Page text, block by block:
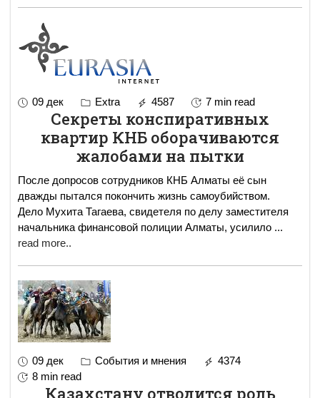
09 дек Extra 4587 7 min read
Секреты конспиративных
квартир КНБ оборачиваются
жалобами на пытки
После допросов сотрудников КНБ Алматы её сын
дважды пытался покончить жизнь самоубийством.
Дело Мухита Тагаева, свидетеля по делу заместителя
начальника финансовой полиции Алматы, усилило ...
read more..
09 дек События и мнения
4374
8 min read
Казахстану отводится роль